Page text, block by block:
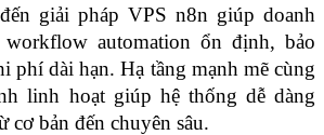
giải pháp VPS n8n giúp doanh
automation ổn định, bảo
phí dài hạn. Hạ tầng mạnh mẽ cùng
linh hoạt giúp hệ thống dễ dàng
cơ bản đến chuyên sâu.